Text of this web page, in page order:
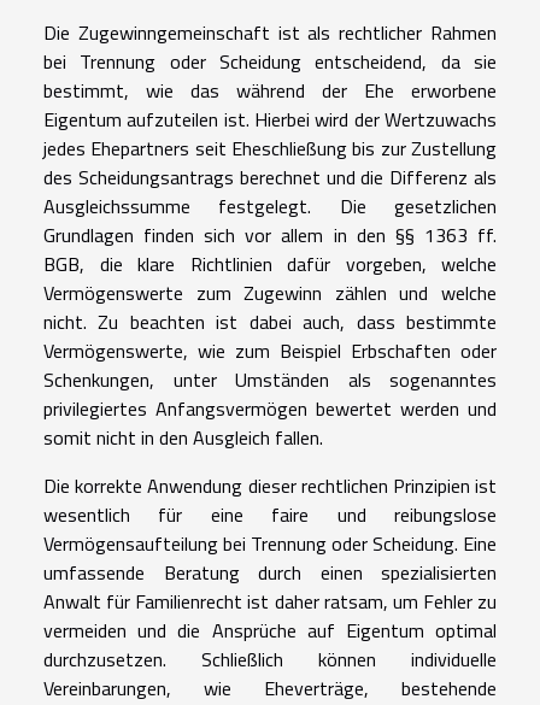
Die Zugewinngemeinschaft ist als rechtlicher Rahmen
bei Trennung oder Scheidung entscheidend, da sie
bestimmt, wie das während der Ehe erworbene
Eigentum aufzuteilen ist. Hierbei wird der Wertzuwachs
jedes Ehepartners seit Eheschließung bis zur Zustellung
des Scheidungsantrags berechnet und die Differenz als
Ausgleichssumme festgelegt. Die gesetzlichen
Grundlagen finden sich vor allem in den §§ 1363 ff.
BGB, die klare Richtlinien dafür vorgeben, welche
Vermögenswerte zum Zugewinn zählen und welche
nicht. Zu beachten ist dabei auch, dass bestimmte
Vermögenswerte, wie zum Beispiel Erbschaften oder
Schenkungen, unter Umständen als sogenanntes
privilegiertes Anfangsvermögen bewertet werden und
somit nicht in den Ausgleich fallen.
Die korrekte Anwendung dieser rechtlichen Prinzipien ist
wesentlich für eine faire und reibungslose
Vermögensaufteilung bei Trennung oder Scheidung. Eine
umfassende Beratung durch einen spezialisierten
Anwalt für Familienrecht ist daher ratsam, um Fehler zu
vermeiden und die Ansprüche auf Eigentum optimal
durchzusetzen. Schließlich können individuelle
Vereinbarungen, wie Eheverträge, bestehende